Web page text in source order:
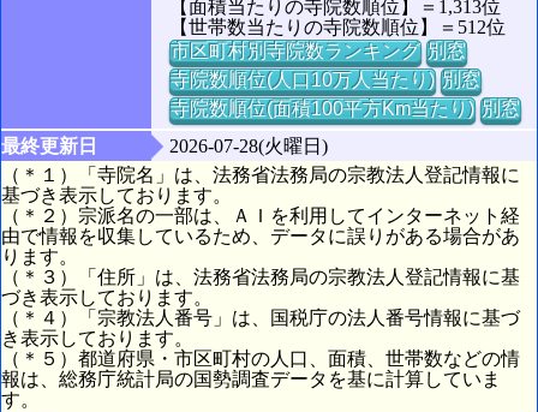
【面積当たりの寺院数順位】＝1,313位
【世帯数当たりの寺院数順位】＝512位
市区町村別寺院数ランキング 別窓
寺院数順位(人口10万人当たり) 別窓
寺院数順位(面積100平方Km当たり) 別窓
最終更新日
2026-07-28(火曜日)
（＊１）「寺院名」は、法務省法務局の宗教法人登記情報に
基づき表示しております。
（＊２）宗派名の一部は、ＡＩを利用してインターネット経
由で情報を収集しているため、データに誤りがある場合があ
ります。
（＊３）「住所」は、法務省法務局の宗教法人登記情報に基
づき表示しております。
（＊４）「宗教法人番号」は、国税庁の法人番号情報に基づ
き表示しております。
（＊５）都道府県・市区町村の人口、面積、世帯数などの情
報は、総務庁統計局の国勢調査データを基に計算していま
す。